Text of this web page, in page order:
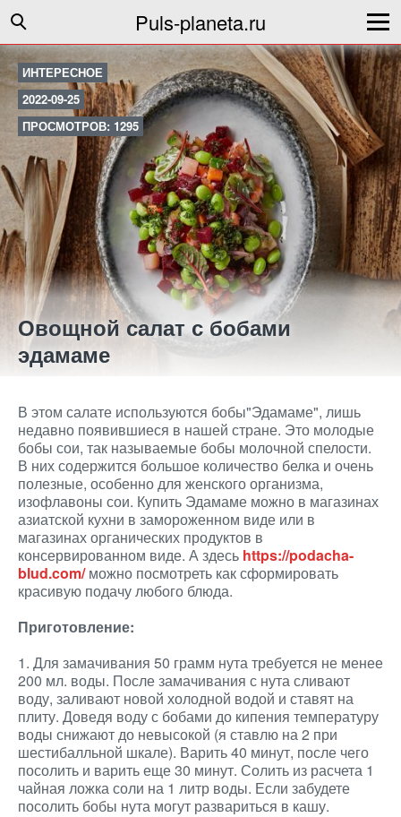
Puls-planeta.ru
ИНТЕРЕСНОЕ
2022-09-25
ПРОСМОТРОВ: 1295
Овощной салат с бобами
эдамаме
В этом салате используются бобы"Эдамаме", лишь
недавно появившиеся в нашей стране. Это молодые
бобы сои, так называемые бобы молочной спелости.
В них содержится большое количество белка и очень
полезные, особенно для женского организма,
изофлавоны сои. Купить Эдамаме можно в магазинах
азиатской кухни в замороженном виде или в
магазинах органических продуктов в
консервированном виде. А здесь https://podacha-
blud.com/можно посмотреть как сформировать
красивую подачу любого блюда.
Приготовление:
1. Для замачивания 50 грамм нута требуется не менее
200 мл. воды. После замачивания с нута сливают
воду, заливают новой холодной водой и ставят на
плиту. Доведя воду с бобами до кипения температуру
воды снижают до невысокой (я ставлю на 2 при
шестибалльной шкале). Варить 40 минут, после чего
посолить и варить еще 30 минут. Солить из расчета 1
чайная ложка соли на 1 литр воды. Если забудете
посолить бобы нута могут развариться в кашу.